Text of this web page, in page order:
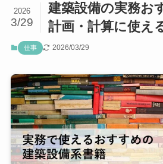
建築設備の実務お
計画・計算に使え
2026
3/29
仕事 2026/03/29